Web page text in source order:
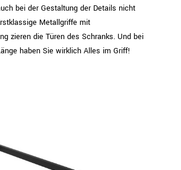
bei der Gestaltung der Details nicht
Metallgriffe mit
zieren die Türen des Schranks. Und bei
haben Sie wirklich Alles im Griff!